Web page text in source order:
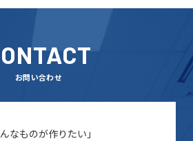
お問い合わせ
んなものが作りたい」